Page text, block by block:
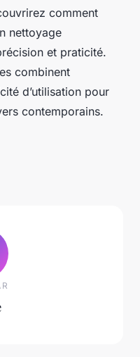
comment
nettoyage
et praticité.
combinent
d’utilisation pour
contemporains.